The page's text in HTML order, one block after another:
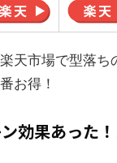
天市場で型落ち
お得！
効果あった